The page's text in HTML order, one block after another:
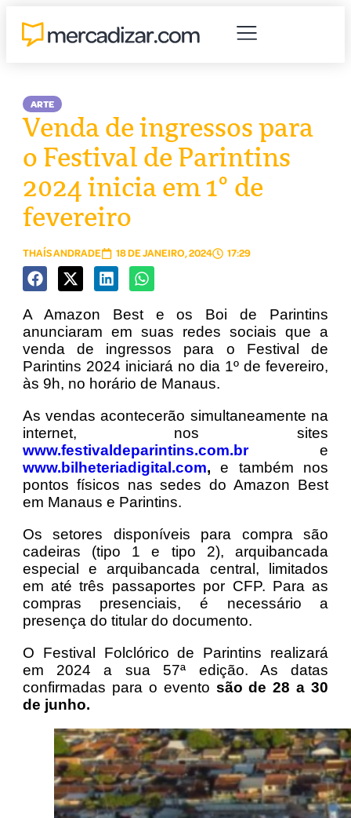
ARTE
Venda de ingressos para
o Festival de Parintins
2024 inicia em 1º de
fevereiro
THAÍS ANDRADE 18 DE JANEIRO, 2024 17:29
A Amazon Best e os Boi de Parintins
anunciaram em suas redes sociais que a
venda de ingressos para o Festival de
Parintins 2024 iniciará no dia 1º de fevereiro,
às 9h, no horário de Manaus.
As vendas acontecerão simultaneamente na
internet, nos sites
www.festivaldeparintins.com.bre
www.bilheteriadigital.com,e também nos
pontos físicos nas sedes do Amazon Best
em Manaus e Parintins.
Os setores disponíveis para compra são
cadeiras (tipo 1 e tipo 2), arquibancada
especial e arquibancada central, limitados
em até três passaportes por CFP. Para as
compras presenciais, é necessário a
presença do titular do documento.
O Festival Folclórico de Parintins realizará
em 2024 a sua 57ª edição. As datas
confirmadas para o evento são de 28 a 30
de junho.